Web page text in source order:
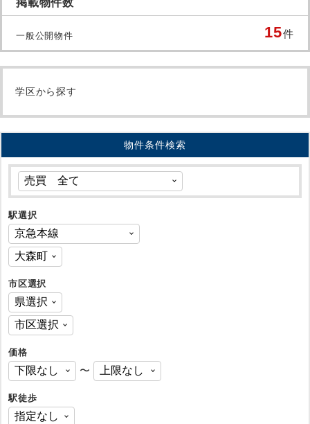
掲載物件数
一般公開物件 15件
学区から探す
物件条件検索
駅選択
市区選択
価格
〜
駅徒歩